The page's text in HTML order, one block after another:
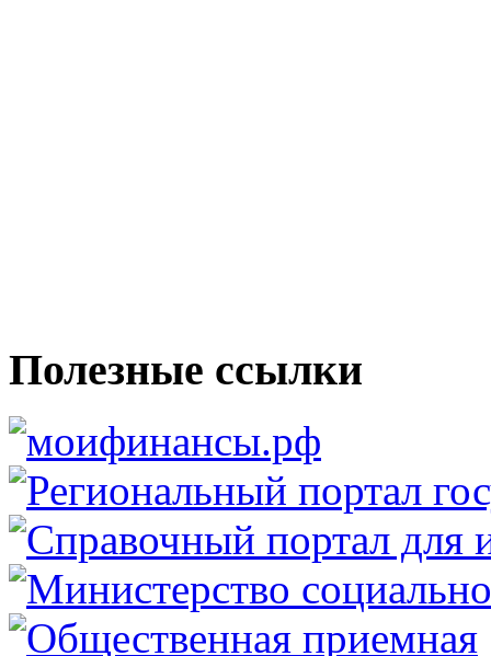
Полезные ссылки